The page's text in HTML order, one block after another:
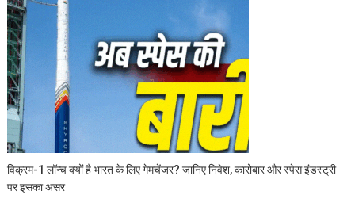
विक्रम-1 लॉन्च क्यों है भारत के लिए गेमचेंजर? जानिए निवेश, कारोबार और स्पेस इंडस्ट्री
पर इसका असर